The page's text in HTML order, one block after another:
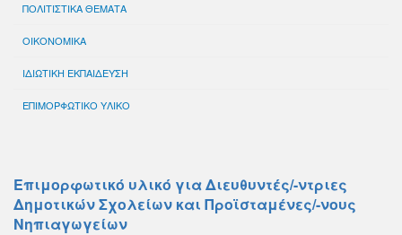
ΠΟΛΙΤΙΣΤΙΚΑ ΘΕΜΑΤΑ
ΟΙΚΟΝΟΜΙΚΑ
ΙΔΙΩΤΙΚΗ ΕΚΠΑΙΔΕΥΣΗ
ΕΠΙΜΟΡΦΩΤΙΚΟ ΥΛΙΚΟ
Επιμορφωτικό υλικό για Διευθυντές/-ντριες
Δημοτικών Σχολείων και Προϊσταμένες/-νους
Νηπιαγωγείων